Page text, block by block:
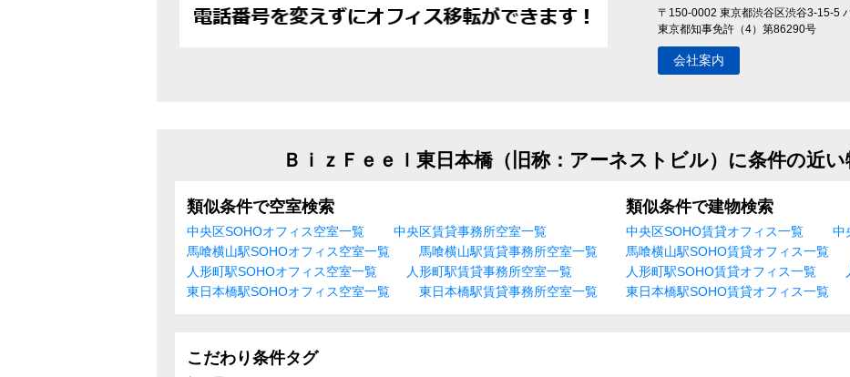
〒150-0002 東京都渋谷区渋谷3-15-5
東京都知事免許（4）第86290号
会社案内
ＢｉｚＦｅｅｌ東日本橋（旧称：アーネストビル）に条件の近
類似条件で空室検索
中央区SOHOオフィス空室一覧
中央区賃貸事務所空室一覧
馬喰横山駅SOHOオフィス空室一覧
馬喰横山駅賃貸事務所空室一覧
人形町駅SOHOオフィス空室一覧
人形町駅賃貸事務所空室一覧
東日本橋駅SOHOオフィス空室一覧
東日本橋駅賃貸事務所空室一覧
類似条件で建物検索
中央区SOHO賃貸オフィス一覧
中
馬喰横山駅SOHO賃貸オフィス一覧
人形町駅SOHO賃貸オフィス一覧
東日本橋駅SOHO賃貸オフィス一覧
こだわり条件タグ